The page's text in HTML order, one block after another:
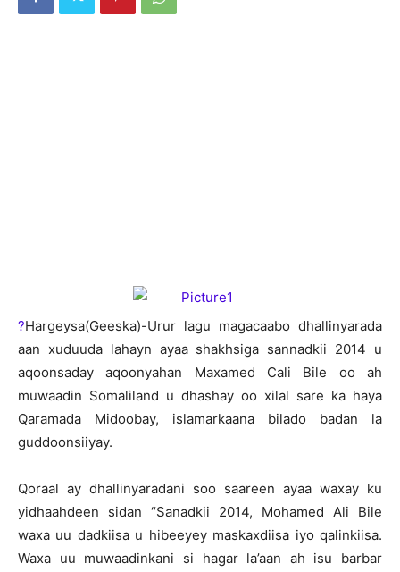
?Hargeysa(Geeska)-Urur lagu magacaabo dhallinyarada
aan xuduuda lahayn ayaa shakhsiga sannadkii 2014 u
aqoonsaday aqoonyahan Maxamed Cali Bile oo ah
muwaadin Somaliland u dhashay oo xilal sare ka haya
Qaramada Midoobay, islamarkaana bilado badan la
guddoonsiiyay.
Qoraal ay dhallinyaradani soo saareen ayaa waxay ku
yidhaahdeen sidan “Sanadkii 2014, Mohamed Ali Bile
waxa uu dadkiisa u hibeeyey maskaxdiisa iyo qalinkiisa.
Waxa uu muwaadinkani si hagar la’aan ah isu barbar